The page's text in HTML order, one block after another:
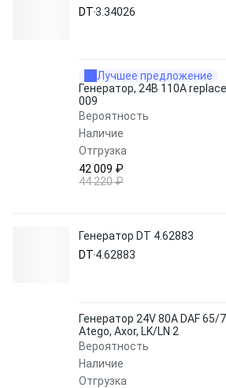
DT3.34026
Лучшее предложение
Генератор, 24В 110А
009
Вероятность
Наличие
Отгрузка
42 009 ₽
44 220 ₽
Генератор DT 4.62883
DT 4.62883
Генератор 24V 80A DAF
Atego, Axor, LK/LN 2
Вероятность
Наличие
Отгрузка